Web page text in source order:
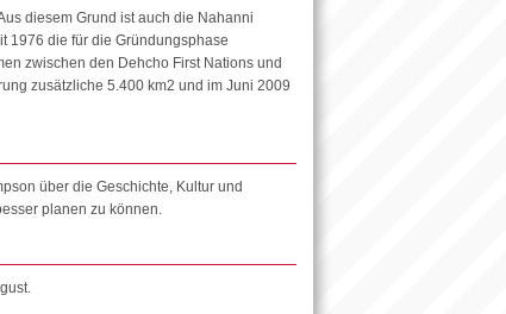
diesem Grund ist auch die Nahanni
1976 die für die Gründungsphase
zwischen den Dehcho First Nations und
zusätzliche 5.400 km2 und im Juni 2009
über die Geschichte, Kultur und
planen zu können.